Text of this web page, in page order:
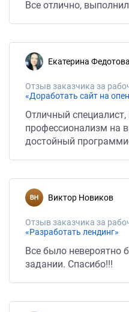
Все отлично,
Екатерина Федотова
Отзыв заказчика за
«Доработать сайт на
Отличный
профессионализм на
достойный
Виктор Новиков
Отзыв заказчика за
«Разработать лендинг»
Все было невероятно
задании. Спасибо!!!